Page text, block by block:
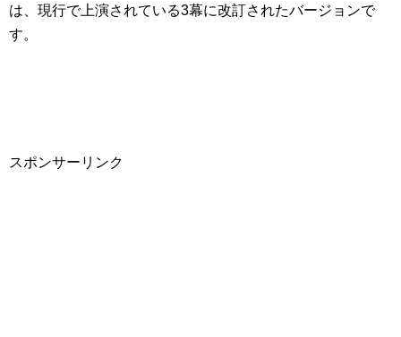
は、現行で上演されている3幕に改訂されたバージョンで
す。
スポンサーリンク